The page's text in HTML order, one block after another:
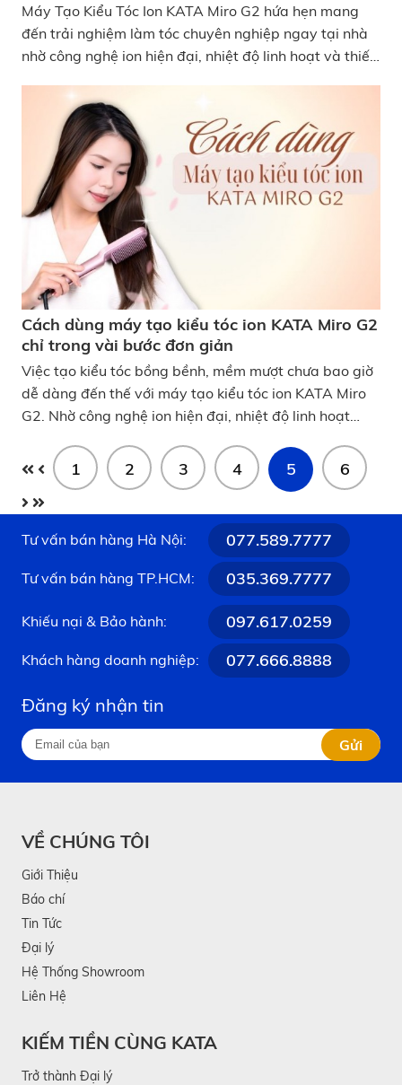
Máy Tạo Kiểu Tóc Ion KATA Miro G2 hứa hẹn mang
đến trải nghiệm làm tóc chuyên nghiệp ngay tại nhà
nhờ công nghệ ion hiện đại, nhiệt độ linh hoạt và thiết
cáo? Bài viết dưới đây review máy tạo kiểu tóc ion
Miro G2 chi tiết về hiệu quả tạo kiểu, độ bền, tiện ích
và trải nghiệm thực tế khi sử dụng để giúp người dùng
đưa ra quyết định mua sắm thông minh nhé! Máy Tạo
Kiểu Tóc Ion KATA Miro G2 Có Tốt Như Quảng Cáo?
Review Chi Tiết
Cách dùng máy tạo kiểu tóc ion KATA Miro G2
chỉ trong vài bước đơn giản
Việc tạo kiểu tóc bồng bềnh, mềm mượt chưa bao giờ
dễ dàng đến thế với máy tạo kiểu tóc ion KATA Miro
G2. Nhờ công nghệ ion hiện đại, nhiệt độ linh hoạt
kiểu tóc ngay tại nhà. Trong bài viết này, chúng tôi sẽ
hướng dẫn bạn cách sử dụng KATA Miro G2 chỉ trong
vài bước đơn giản, giúp mái tóc luôn mềm mượt, bóng
khỏe và hoàn hảo như vừa ra salon. Cách dùng máy
tạo kiểu tóc ion KATA Miro G2 chỉ trong vài bước đơn
giản
1 2 3 4 5 6
Tư vấn bán hàng Hà Nội: 077.589.7777
Tư vấn bán hàng TP.HCM: 035.369.7777
Khiếu nại & Bảo hành: 097.617.0259
Khách hàng doanh nghiệp: 077.666.8888
Đăng ký nhận tin
Gửi
VỀ CHÚNG TÔI
Giới Thiệu
Báo chí
Tin Tức
Đại lý
Hệ Thống Showroom
Liên Hệ
KIẾM TIỀN CÙNG KATA
Trở thành Đại lý